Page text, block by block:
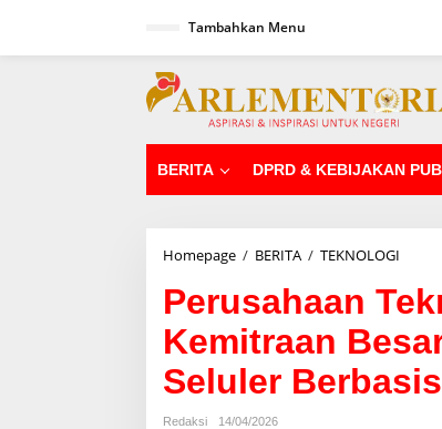
Tambahkan Menu
BERITA DPRD & KEBIJAKAN
Homepage / BERITA / TEKNOLOGI
r
u
s
a
h
a
Perusahaan
Kemitraan
Seluler
Redaksi
14/04/2026